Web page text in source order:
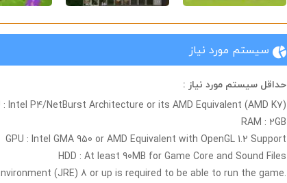
سیستم مورد نیاز
حداقل سیستم مورد نیاز :
: Intel P4/NetBurst Architecture or its AMD Equivalent (AMD K7)
RAM : 2GB
GPU : Intel GMA 950 or AMD Equivalent with OpenGL 1.2 Support
HDD : At least 90MB for Game Core and Sound Files
(JRE) 8 or up is required to be able to run the game.